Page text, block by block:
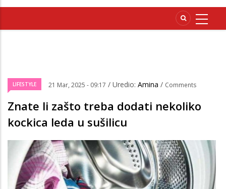
LIFESTYLE 21 Mar, 2025 - 09:17 / Uredio: Amina / Comments
Znate li zašto treba dodati nekoliko
kockica leda u sušilicu